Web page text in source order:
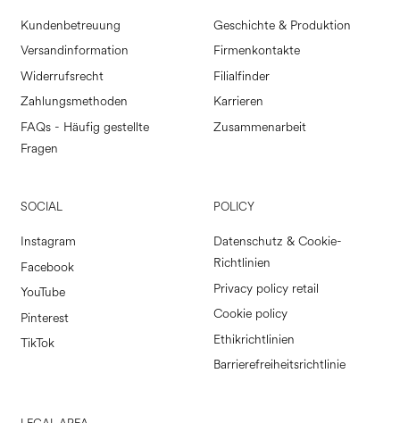
Kundenbetreuung
Versandinformation
Widerrufsrecht
Zahlungsmethoden
FAQs - Häufig gestellte
Fragen
Geschichte & Produktion
Firmenkontakte
Filialfinder
Karrieren
Zusammenarbeit
SOCIAL
Instagram
Facebook
YouTube
Pinterest
TikTok
POLICY
Datenschutz & Cookie-
Richtlinien
Privacy policy retail
Cookie policy
Ethikrichtlinien
Barrierefreiheitsrichtlinie